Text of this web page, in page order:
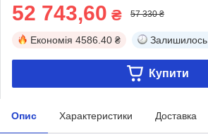
52 743,60 ₴ 57 330 ₴
Економія 4586.40 ₴ Залишилось
Купити
Опис Характеристики Доставка